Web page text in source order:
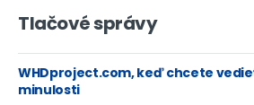
Tlačové správy
WHDproject.com, keď chcete
minulosti